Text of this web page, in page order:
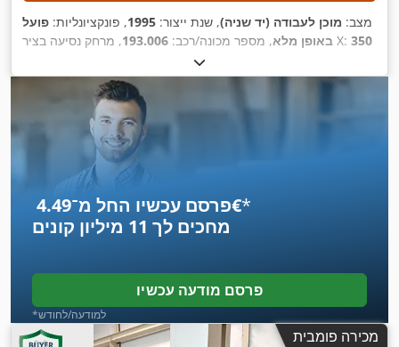
מצב: מוכן לעבודה (יד שניה), שנת ייצור: 1995, פונקציונליות: פועל
באופן מלא, מספר מכונה/רכב: 193.006 , מרחק נסיעה בציר X: 350
מ"מ, קוטר חוט (מקסימלי):0.33 מ"מ , דגם בקר:AGIEVISION /
AGIE HSS-Steuerung
פרסם עכשיו החל מ־‏4.49 ‏€*
מחכים לך 11 מיליון קונים
פרסם מודעה עכשיו
*למודעה/לחודש
מכירה פומבית